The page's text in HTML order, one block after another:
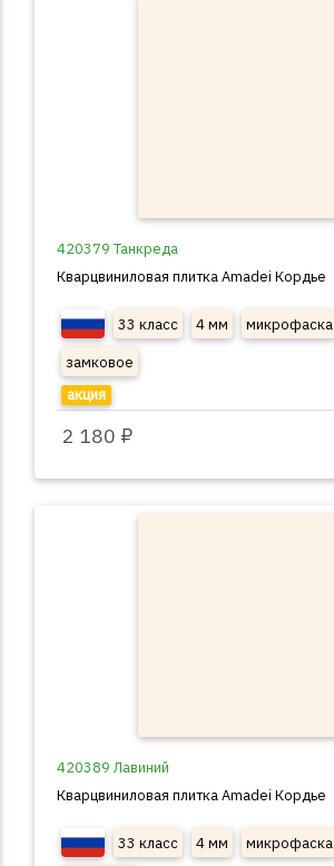
420379 Танкреда
Кварцвиниловая плитка Amadei Кордье
33 класс 4 мм микрофаска
замковое
акция
2 180 ₽
420389 Лавиний
Кварцвиниловая плитка Amadei Кордье
33 класс 4 мм микрофаска